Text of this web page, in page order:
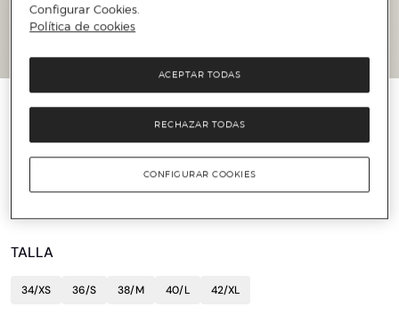
️⚡ ÚLTIMAS UNIDADES
G-STAR
Camisa Dakota de hombre
49 €99,95 €51%
TALLA
34/XS 36/S 38/M 40/L 42/XL
Configurar Cookies.
Política de cookies
RECHAZAR TODAS
ACEPTAR TODAS
CONFIGURAR COOKIES